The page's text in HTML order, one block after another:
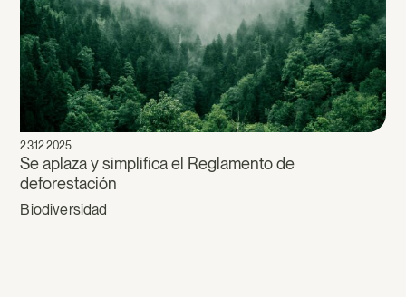
23.12.2025
Se aplaza y simplifica el Reglamento de
deforestación
Biodiversidad